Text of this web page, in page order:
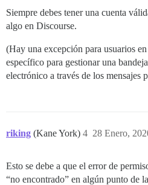
Siempre debes tener una cuenta
algo en Discourse.
(Hay una excepción para usuarios
específico para gestionar una
electrónico a través de los mensajes
riking (Kane York) 28 Enero,
4
Esto se debe a que el error de
“no encontrado” en algún punto de